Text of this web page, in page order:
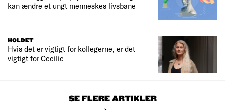
kan ændre et ungt menneskes livsbane
HOLDET
Hvis det er vigtigt for kollegerne, er det
vigtigt for Cecilie
SE FLERE ARTIKLER